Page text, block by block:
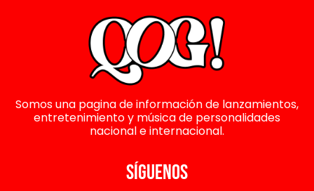
Somos una pagina de información de lanzamientos,
entretenimiento y música de personalidades
nacional e internacional.
SÍGUENOS